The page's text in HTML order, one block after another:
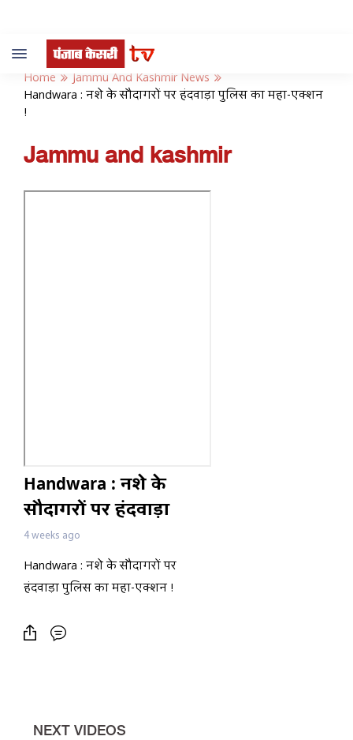
Toggle
navigation
Home
Jammu And Kashmir News
Handwara : नशे के सौदागरों पर हंदवाड़ा पुलिस का महा-एक्शन
!
Jammu and kashmir
Handwara : नशे के
सौदागरों पर हंदवाड़ा
पुलिस का महा-एक्शन !
4 weeks ago
Handwara : नशे के सौदागरों पर
हंदवाड़ा पुलिस का महा-एक्शन !
NEXT VIDEOS